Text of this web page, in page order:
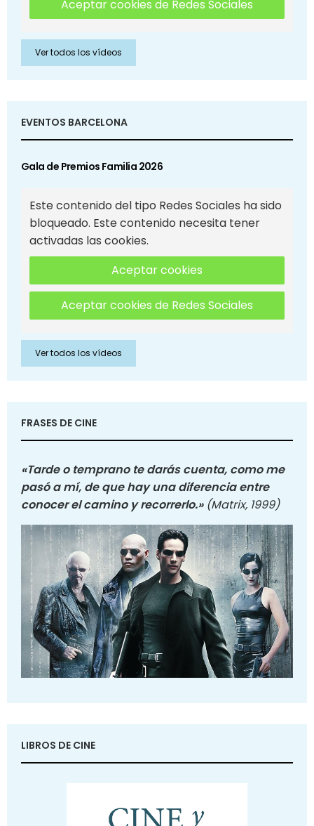
Aceptar cookies de Redes Sociales
Ver todos los vídeos
EVENTOS BARCELONA
Gala de Premios Familia 2026
Este contenido del tipo Redes Sociales ha sido
bloqueado. Este contenido necesita tener
activadas las cookies.
Aceptar cookies
Aceptar cookies de Redes Sociales
Ver todos los vídeos
FRASES DE CINE
«Tarde o temprano te darás cuenta, como me
pasó a mí, de que hay una diferencia entre
conocer el camino y recorrerlo.» (Matrix, 1999)
LIBROS DE CINE